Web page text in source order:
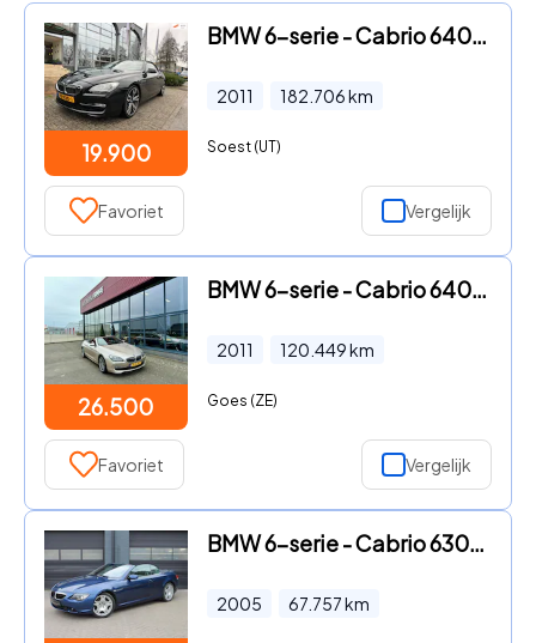
19.900
BMW 6-serie - Cabrio 640i High Executive aut
2011 182.706km
Soest (UT)
Favoriet Vergelijk
26.500
BMW 6-serie - Cabrio 640i High Executive
2011 120.449km
Goes (ZE)
Favoriet Vergelijk
BMW 6-serie - Cabrio 630ici High Executive Concoursstaat
2005 67.757km